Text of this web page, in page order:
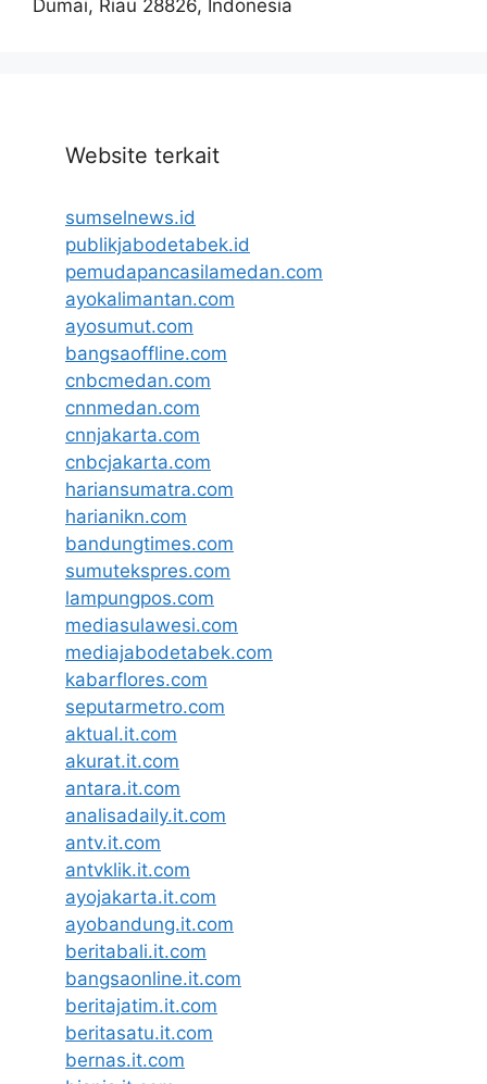
Dumai, Riau 28826, Indonesia
Website terkait
sumselnews.id
publikjabodetabek.id
pemudapancasilamedan.com
ayokalimantan.com
ayosumut.com
bangsaoffline.com
cnbcmedan.com
cnnmedan.com
cnnjakarta.com
cnbcjakarta.com
hariansumatra.com
harianikn.com
bandungtimes.com
sumutekspres.com
lampungpos.com
mediasulawesi.com
mediajabodetabek.com
kabarflores.com
seputarmetro.com
aktual.it.com
akurat.it.com
antara.it.com
analisadaily.it.com
antv.it.com
antvklik.it.com
ayojakarta.it.com
ayobandung.it.com
beritabali.it.com
bangsaonline.it.com
beritajatim.it.com
beritasatu.it.com
bernas.it.com